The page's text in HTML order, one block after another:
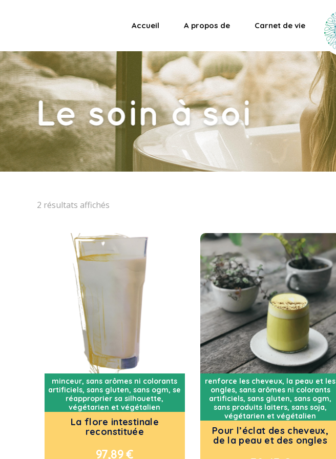
Accueil A propos de Carnet de vie
2 résultats affichés
minceur,sans arômes ni colorants
artificiels,sans gluten,sans ogm,se
réapproprier sa silhouette,
végétarien et végétalien
La flore intestinale
reconstituée
97,89€
renforce les cheveux, la peau et les
ongles, sans arômes ni colorants
artificiels,sans gluten,sans ogm,
sans produits laiters,sans soja,
végétarien et végétalien
Pour l’éclat des cheveux,
de la peau et des ongles